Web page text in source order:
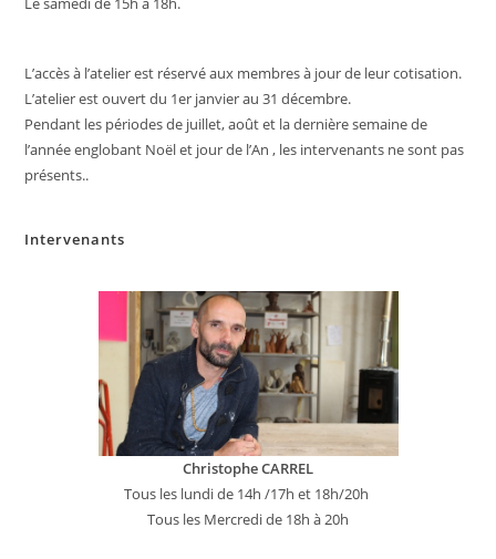
L’accès à l’atelier est réservé aux membres à jour de leur cotisation.
L’atelier est ouvert du 1er janvier au 31 décembre.
Pendant les périodes de juillet, août et la dernière semaine de
l’année englobant Noël et jour de l’An , les intervenants ne sont pas
présents..
Intervenants
Christophe CARREL
Tous les lundi de 14h /17h et 18h/20h
Tous les Mercredi de 18h à 20h